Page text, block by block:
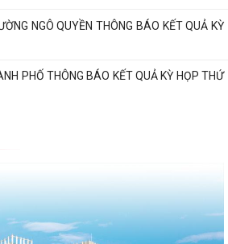
NGÔ QUYỀN THÔNG BÁO KẾT QUẢ KỲ
PHỐ THÔNG BÁO KẾT QUẢ KỲ HỌP THỨ